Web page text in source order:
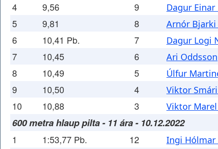
4 9,56 9 Dagur Einar
5 9,81 8 Arnór
6 10,41 Pb. 7 Dagur Logi
7 10,45 6 Ari Oddsson
8 10,49 5 Úlfur
9 10,50 4 Viktor
10 10,88 3 Viktor
600 metra hlaup pilta - 11 ára - 10.12.2022
1 1:53,77 Pb. 12 Ingi Hólmar